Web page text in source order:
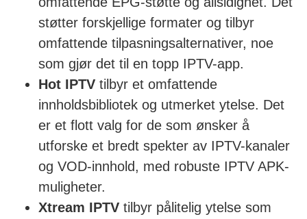
støtter forskjellige formater og tilbyr
omfattende tilpasningsalternativer, noe
som gjør det til en topp IPTV-app.
Hot IPTV tilbyr et omfattende
innholdsbibliotek og utmerket ytelse. Det
er et flott valg for de som ønsker å
utforske et bredt spekter av IPTV-kanaler
og VOD-innhold, med robuste IPTV APK-
muligheter.
Xtream IPTV tilbyr pålitelig ytelse som